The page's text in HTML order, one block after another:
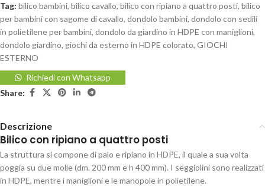
Tag: bilico bambini, bilico cavallo, bilico con ripiano a quattro posti, bilico
per bambini con sagome di cavallo, dondolo bambini, dondolo con sedili
in polietilene per bambini, dondolo da giardino in HDPE con maniglioni,
dondolo giardino, giochi da esterno in HDPE colorato, GIOCHI
ESTERNO
Richiedi con Whatsapp
Share:
Descrizione
Bilico con ripiano a quattro posti
La struttura si compone di palo e ripiano in HDPE, il quale a sua volta
poggia su due molle (dm. 200 mm e h 400 mm). I seggiolini sono realizzati
in HDPE, mentre i maniglioni e le manopole in polietilene.